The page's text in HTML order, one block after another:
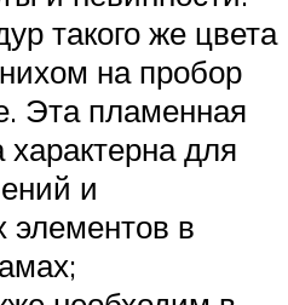
такого же цвета
на пробор
Эта пламенная
для
и
элементов в